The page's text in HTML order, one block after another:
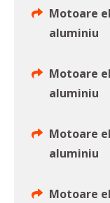
Motoare
aluminiu
Motoare
aluminiu
Motoare
aluminiu
Motoare